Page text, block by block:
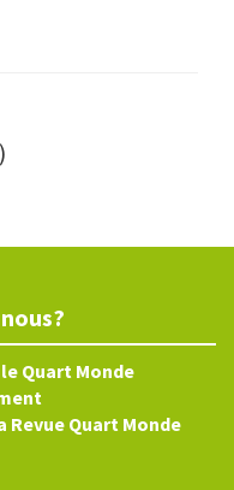
Quart Monde
Quart Monde